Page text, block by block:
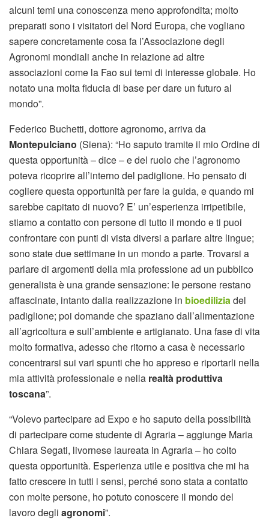
alcuni temi una conoscenza meno approfondita; molto
preparati sono i visitatori del Nord Europa, che vogliano
sapere concretamente cosa fa l’Associazione degli
Agronomi mondiali anche in relazione ad altre
associazioni come la Fao sui temi di interesse globale. Ho
notato una molta fiducia di base per dare un futuro al
mondo”.
Federico Buchetti, dottore agronomo, arriva da
Montepulciano (Siena): “Ho saputo tramite il mio Ordine di
questa opportunità – dice – e del ruolo che l’agronomo
poteva ricoprire all’interno del padiglione. Ho pensato di
cogliere questa opportunità per fare la guida, e quando mi
sarebbe capitato di nuovo? E’ un’esperienza irripetibile,
stiamo a contatto con persone di tutto il mondo e ti puoi
confrontare con punti di vista diversi a parlare altre lingue;
sono state due settimane in un mondo a parte. Trovarsi a
parlare di argomenti della mia professione ad un pubblico
generalista è una grande sensazione: le persone restano
affascinate, intanto dalla realizzazione in bioediliziadel
padiglione; poi domande che spaziano dall’alimentazione
all’agricoltura e sull’ambiente e artigianato. Una fase di vita
molto formativa, adesso che ritorno a casa è necessario
concentrarsi sui vari spunti che ho appreso e riportarli nella
mia attività professionale e nella realtà produttiva
toscana”.
“Volevo partecipare ad Expo e ho saputo della possibilità
di partecipare come studente di Agraria – aggiunge Maria
Chiara Segati, livornese laureata in Agraria – ho colto
questa opportunità. Esperienza utile e positiva che mi ha
fatto crescere in tutti i sensi, perché sono stata a contatto
con molte persone, ho potuto conoscere il mondo del
lavoro degli agronomi”.